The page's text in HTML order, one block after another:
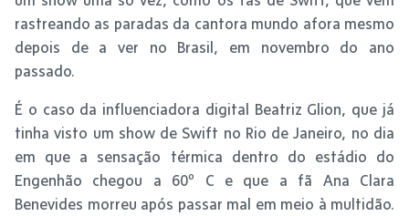
rastreando as paradas da cantora mundo afora mesmo
depois de a ver no Brasil, em novembro do ano
passado.
É o caso da influenciadora digital Beatriz Glion, que já
tinha visto um show de Swift no Rio de Janeiro, no dia
em que a sensação térmica dentro do estádio do
Engenhão chegou a 60º C e que a fã Ana Clara
Benevides morreu após passar mal em meio à multidão.